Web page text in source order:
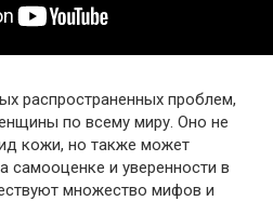
распространенных проблем,
по всему миру. Оно не
кожи, но также может
самооценке и уверенности в
множество мифов и